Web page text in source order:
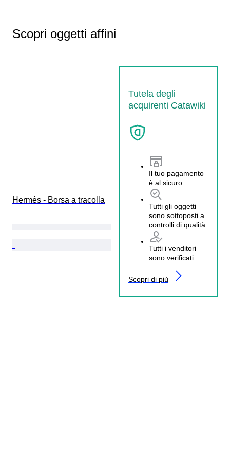
Scopri oggetti affini
Tutela degli
acquirenti Catawiki
Il tuo pagamento
è al sicuro
Tutti gli oggetti
sono sottoposti a
controlli di qualità
Tutti i venditori
sono verificati
Scopri di più
Hermès - Borsa a tracolla